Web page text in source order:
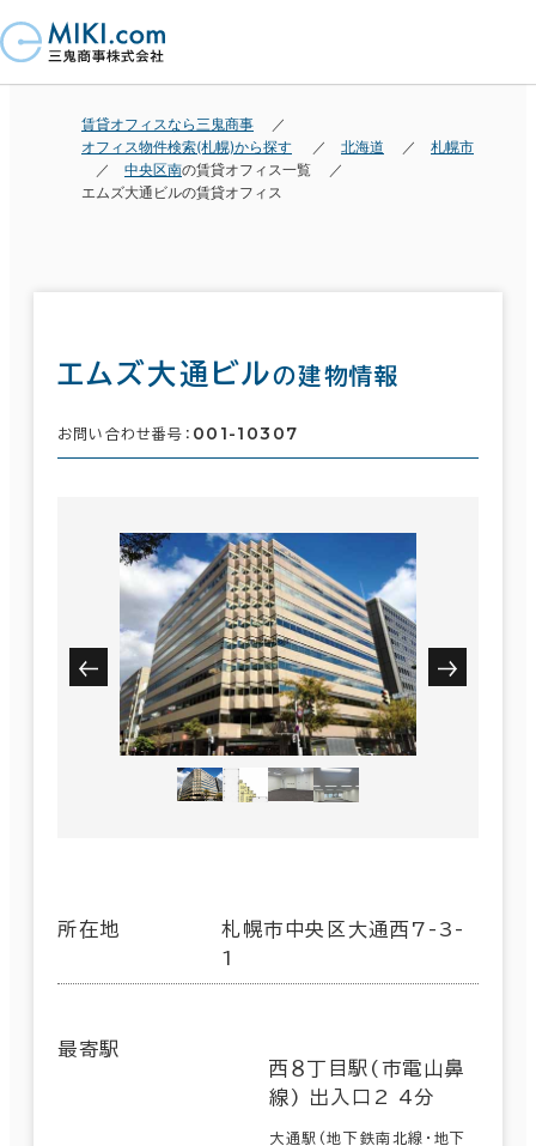
賃貸オフィスなら三鬼商事
オフィス物件検索(札幌)から探す
北海道
札幌市
中央区南の賃貸オフィス一覧
エムズ大通ビルの賃貸オフィス
エムズ大通ビルの建物情報
お問い合わせ番号： 001-10307
所在地
札幌市中央区大通西7-3-
1
最寄駅
西８丁目駅(市電山鼻
線) 出入口2 4分
大通駅(地下鉄南北線･地下